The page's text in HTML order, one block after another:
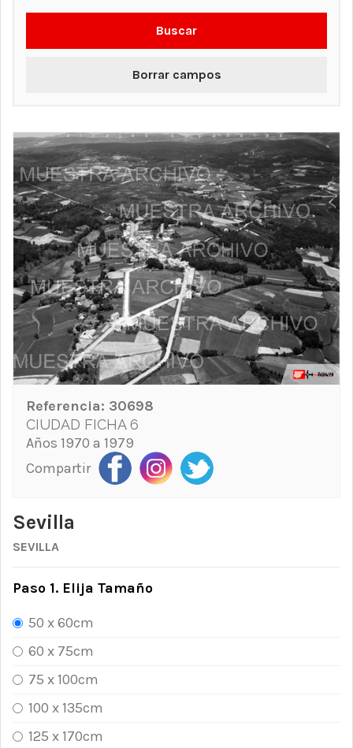
Buscar
Borrar campos
Referencia: 30698
CIUDAD FICHA 6
Años 1970 a 1979
Compartir
Sevilla
SEVILLA
Paso 1. Elija Tamaño
50 x 60cm
60 x 75cm
75 x 100cm
100 x 135cm
125 x 170cm